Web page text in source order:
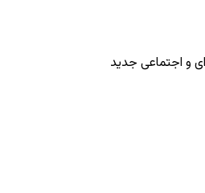
و اجتماعی جدید